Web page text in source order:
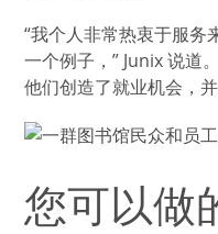
“我个人非常热衷于服务
一个例子，” Junix 说道
他们创造了就业机会，
图像
您可以做